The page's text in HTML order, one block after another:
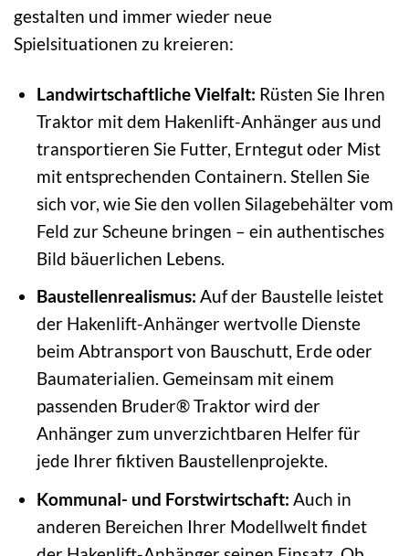
gestalten und immer wieder neue
Spielsituationen zu kreieren:
Landwirtschaftliche Vielfalt: Rüsten Sie Ihren
Traktor mit dem Hakenlift-Anhänger aus und
transportieren Sie Futter, Erntegut oder Mist
mit entsprechenden Containern. Stellen Sie
sich vor, wie Sie den vollen Silagebehälter vom
Feld zur Scheune bringen – ein authentisches
Bild bäuerlichen Lebens.
Baustellenrealismus: Auf der Baustelle leistet
der Hakenlift-Anhänger wertvolle Dienste
beim Abtransport von Bauschutt, Erde oder
Baumaterialien. Gemeinsam mit einem
passenden Bruder® Traktor wird der
Anhänger zum unverzichtbaren Helfer für
jede Ihrer fiktiven Baustellenprojekte.
Kommunal- und Forstwirtschaft: Auch in
anderen Bereichen Ihrer Modellwelt findet